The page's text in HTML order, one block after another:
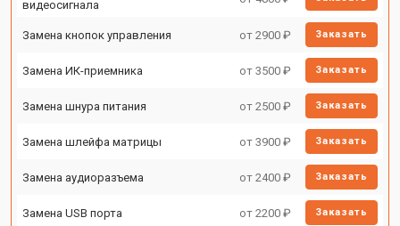
видеосигнала
Замена кнопок управления от 2900 ₽ Заказать
Замена ИК-приемника от 3500 ₽ Заказать
Замена шнура питания от 2500 ₽ Заказать
Замена шлейфа матрицы от 3900 ₽ Заказать
Замена аудиоразъема от 2400 ₽ Заказать
Замена USB порта от 2200 ₽ Заказать